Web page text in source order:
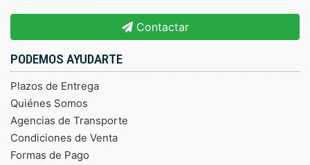
Contactar
PODEMOS AYUDARTE
Plazos de Entrega
Quiénes Somos
Agencias de Transporte
Condiciones de Venta
Formas de Pago